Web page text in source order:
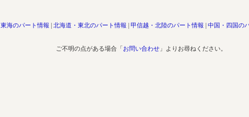
東海のパート情報 北海道・東北のパート情報 甲信越・北陸のパート情報 中国・四国の
ご不明の点がある場合「 お問い合わせ 」よりお尋ねください。